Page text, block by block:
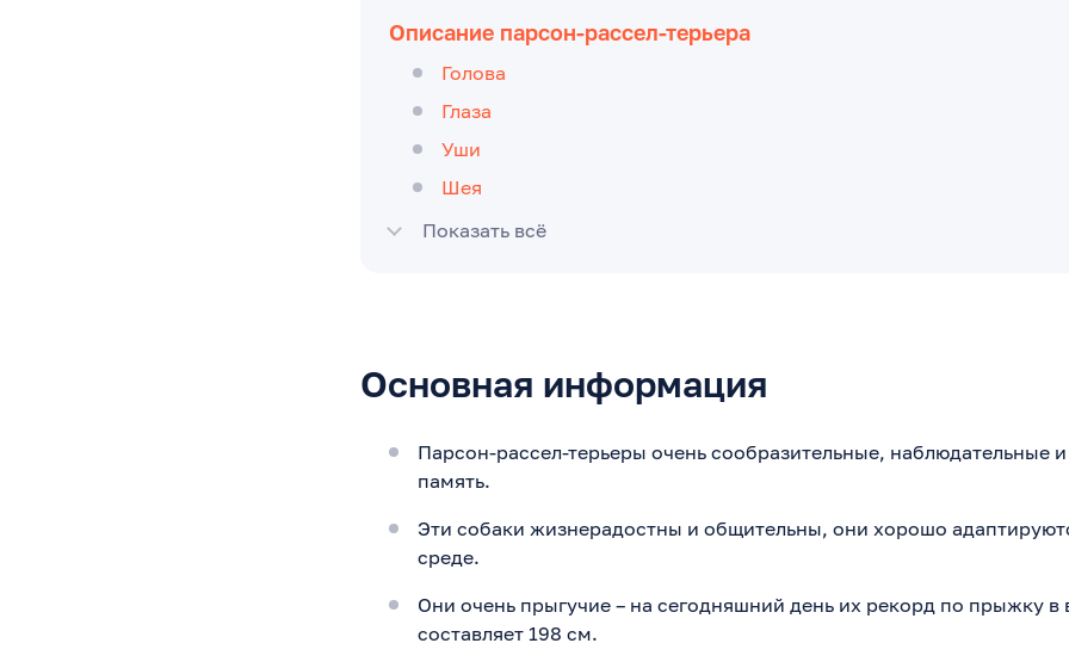
Описание парсон-рассел-терьера
Голова
Глаза
Уши
Шея
Показать всё
Основная информация
Парсон-рассел-терьеры очень сообразительные, наблюдательные
память.
Эти собаки жизнерадостны и общительны, они хорошо
среде.
Они очень прыгучие – на сегодняшний день их рекорд по прыжку в
составляет 198 см.